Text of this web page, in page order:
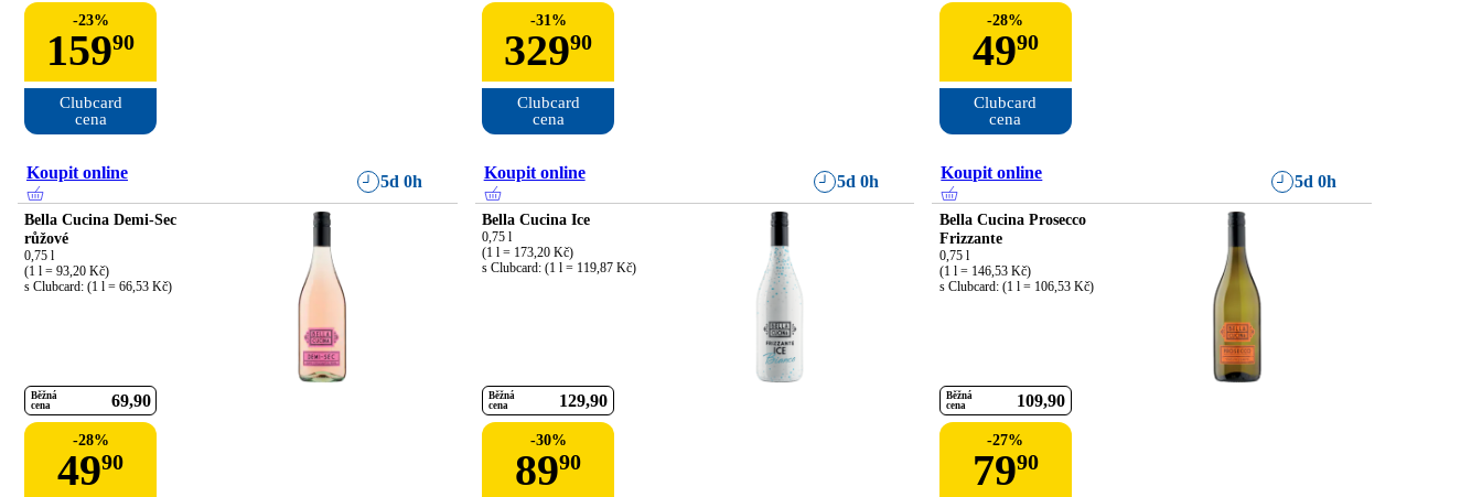
-23%
15990
Clubcard
cena
-31%
32990
Clubcard
cena
-28%
4990
Clubcard
cena
Koupit online 5d 0h
Bella Cucina Demi-Sec
růžové
0,75 l
(1 l = 93,20 Kč)
s Clubcard: (1 l = 66,53 Kč)
Běžná
cena
69 90
-28%
4990
Koupit online 5d 0h
Bella Cucina Ice
0,75 l
(1 l = 173,20 Kč)
s Clubcard: (1 l = 119,87 Kč)
Běžná
cena
129 90
-30%
8990
Koupit online 5d 0h
Bella Cucina Prosecco
Frizzante
0,75 l
(1 l = 146,53 Kč)
s Clubcard: (1 l = 106,53 Kč)
Běžná
cena
109 90
-27%
7990